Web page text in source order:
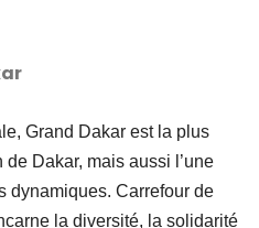
Grand Dakar est la plus
Dakar, mais aussi l’une
dynamiques. Carrefour de
la diversité, la solidarité